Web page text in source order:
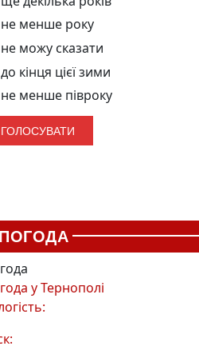
не менше року
не можу сказати
до кінця цієї зими
не менше півроку
ПОГОДА
уТернополі